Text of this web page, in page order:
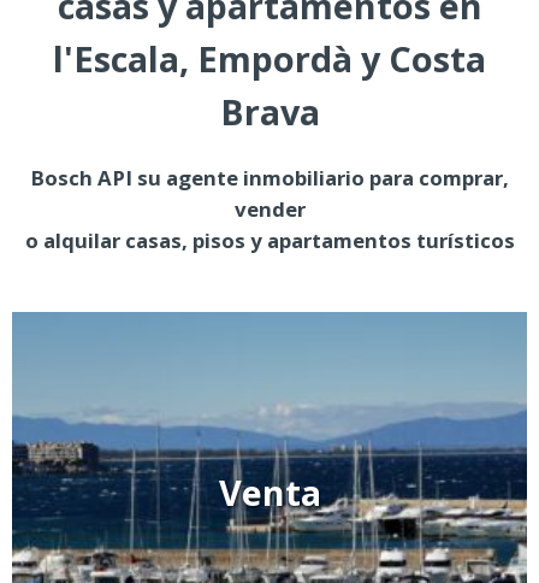
l'Escala, Empordà y Costa
Brava
Bosch API su agente inmobiliario para comprar,
vender
o alquilar casas, pisos y apartamentos turísticos
Venta